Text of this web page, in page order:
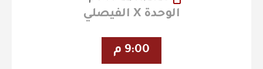
الوحدة X الفيصلي
9:00 م